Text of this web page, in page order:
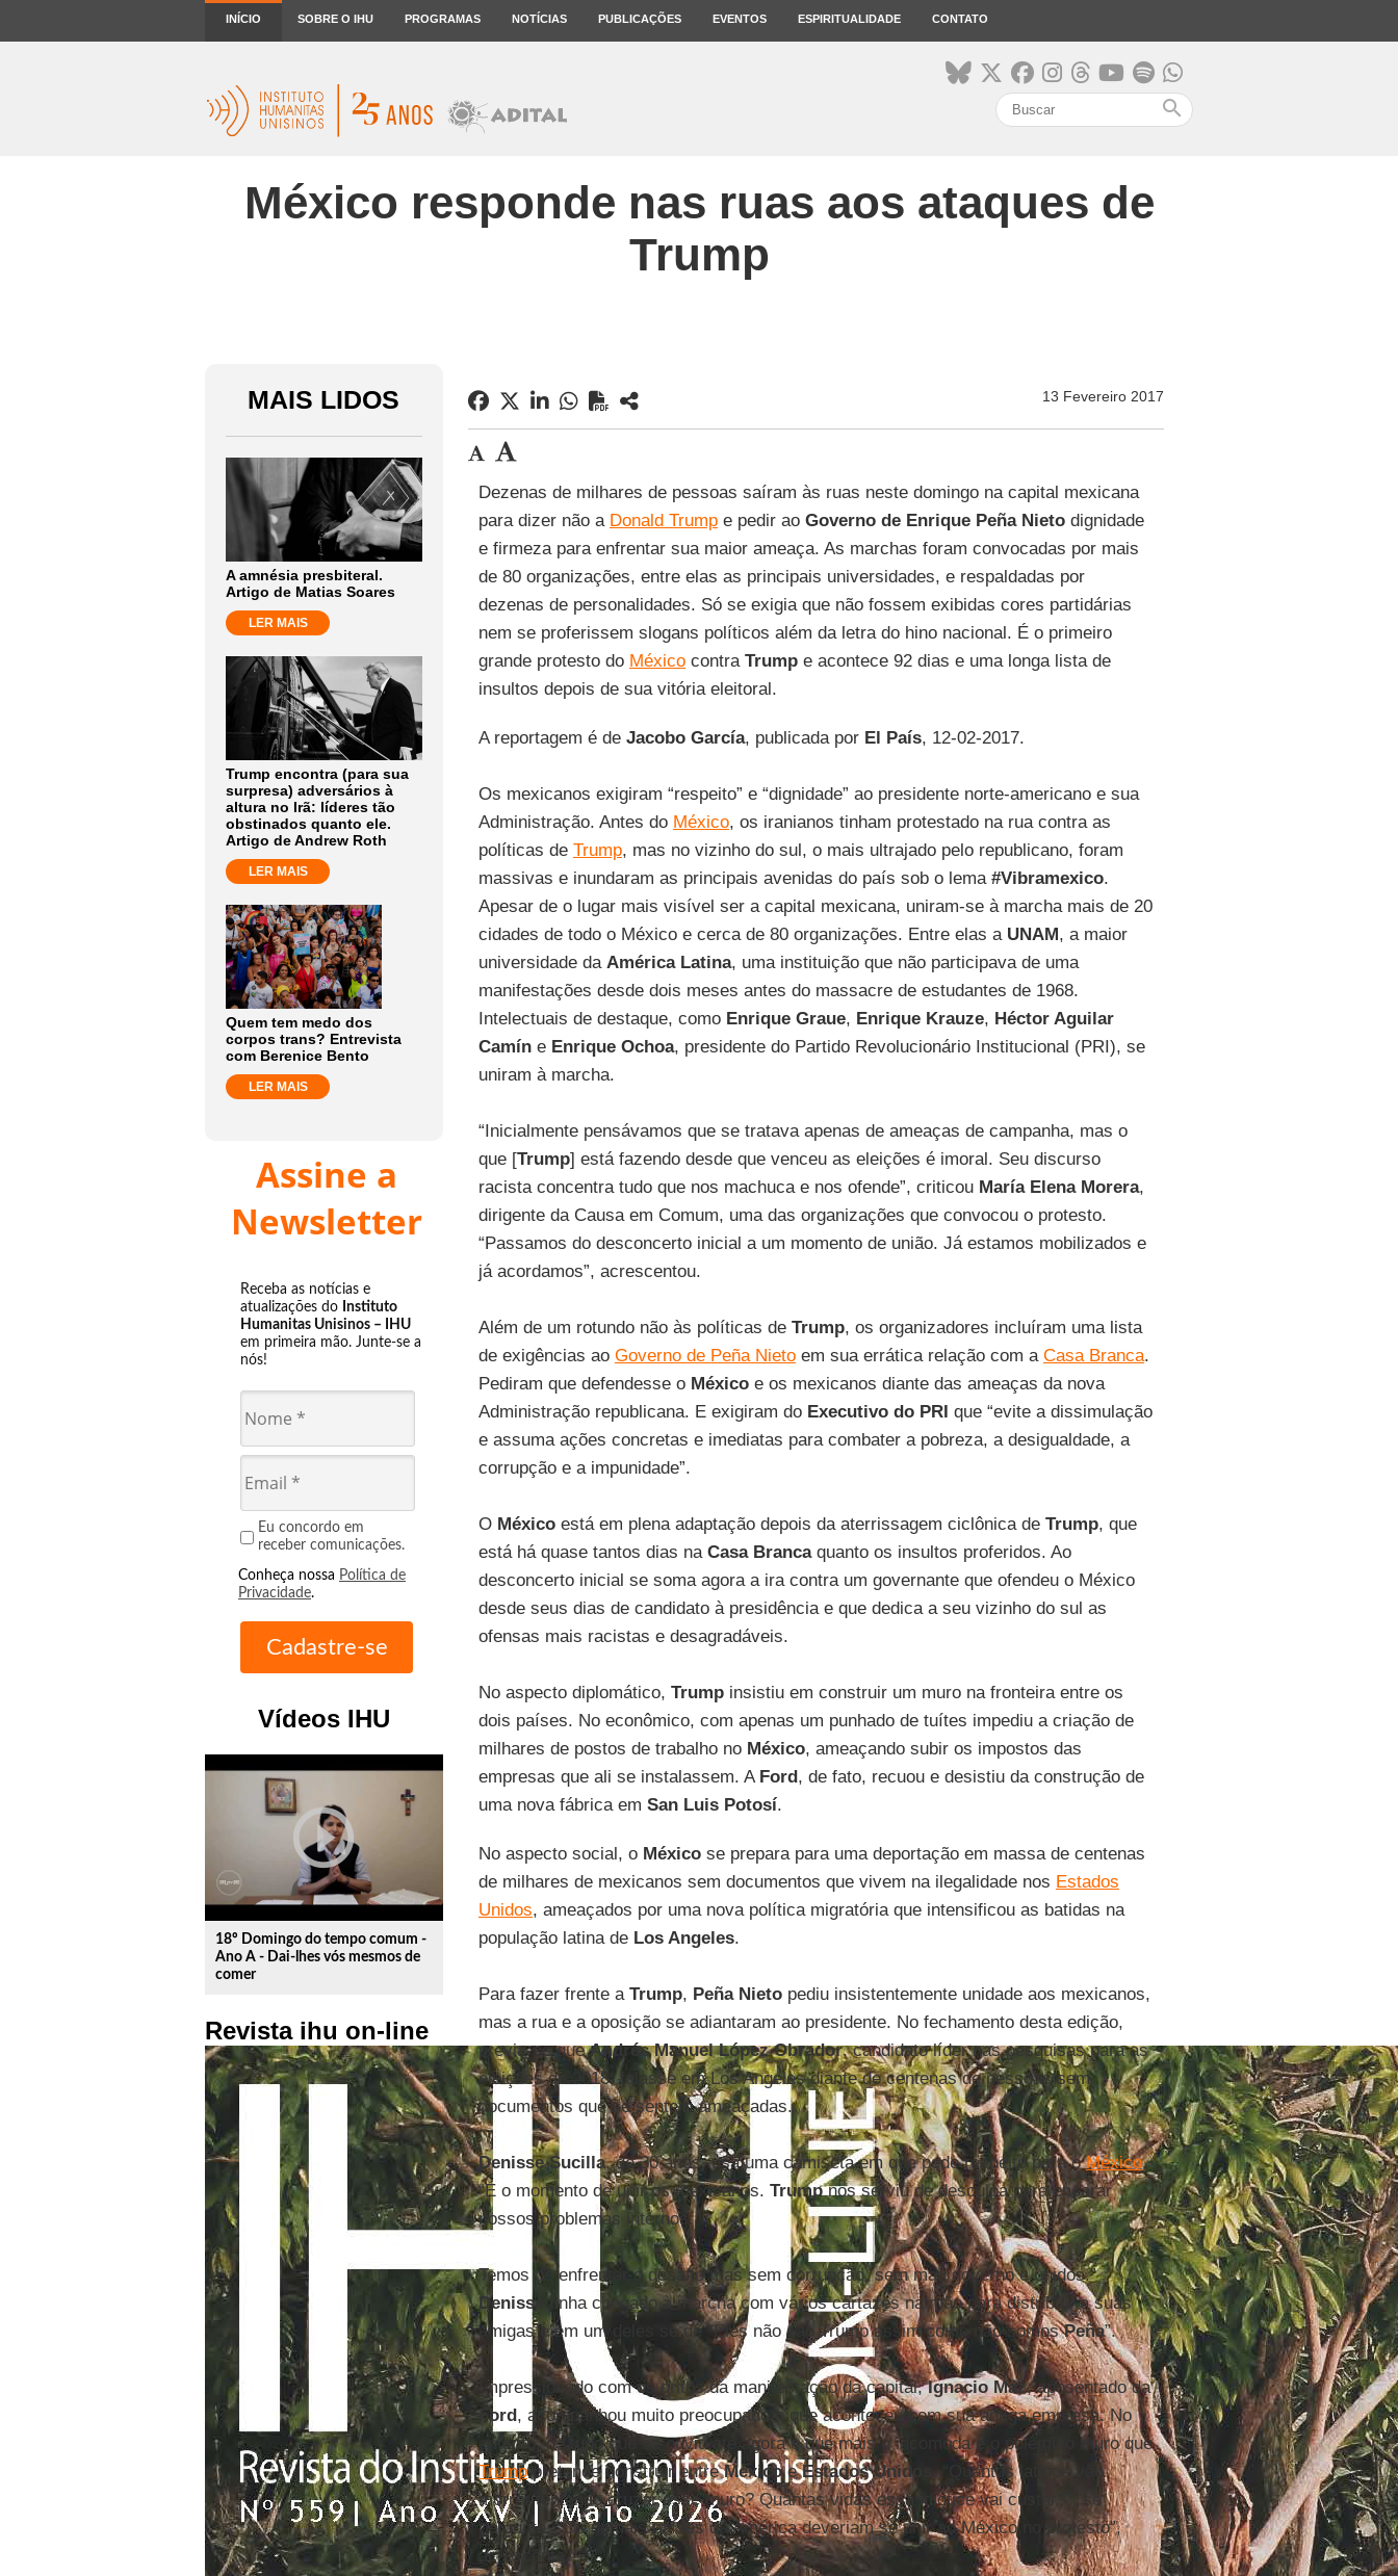
INÍCIO SOBRE O IHU PROGRAMAS NOTÍCIAS PUBLICAÇÕES EVENTOS ESPIRITUALIDADE CONTATO
search
México responde nas ruas aos ataques de
Trump
MAIS LIDOS
A amnésia presbiteral.
Artigo de Matias Soares
LER MAIS
Trump encontra (para sua
surpresa) adversários à
altura no Irã: líderes tão
obstinados quanto ele.
Artigo de Andrew Roth
LER MAIS
Quem tem medo dos
corpos trans? Entrevista
com Berenice Bento
LER MAIS
Assine a
Newsletter
Receba as notícias e
atualizações do Instituto
Humanitas Unisinos – IHU
em primeira mão. Junte-se a
nós!
Eu concordo em
receber comunicações.
Conheça nossa Política de
Privacidade.
Vídeos IHU
play_circle_outline
18º Domingo do tempo comum -
Ano A - Dai-lhes vós mesmos de
comer
Revista ihu on-line
13 Fevereiro 2017
Dezenas de milhares de pessoas saíram às ruas neste domingo na capital mexicana
para dizer não a Donald Trumpe pedir ao Governo de Enrique Peña Nietodignidade
e firmeza para enfrentar sua maior ameaça. As marchas foram convocadas por mais
de 80 organizações, entre elas as principais universidades, e respaldadas por
dezenas de personalidades. Só se exigia que não fossem exibidas cores partidárias
nem se proferissem slogans políticos além da letra do hino nacional. É o primeiro
grande protesto do Méxicocontra Trumpe acontece 92 dias e uma longa lista de
insultos depois de sua vitória eleitoral.
A reportagem é de Jacobo García, publicada por El País, 12-02-2017.
Os mexicanos exigiram “respeito” e “dignidade” ao presidente norte-americano e sua
Administração. Antes do México, os iranianos tinham protestado na rua contra as
políticas de Trump, mas no vizinho do sul, o mais ultrajado pelo republicano, foram
massivas e inundaram as principais avenidas do país sob o lema #Vibramexico.
Apesar de o lugar mais visível ser a capital mexicana, uniram-se à marcha mais de 20
cidades de todo o México e cerca de 80 organizações. Entre elas a UNAM, a maior
universidade da América Latina, uma instituição que não participava de uma
manifestações desde dois meses antes do massacre de estudantes de 1968.
Intelectuais de destaque, como Enrique Graue, Enrique Krauze, Héctor Aguilar
Camíne Enrique Ochoa, presidente do Partido Revolucionário Institucional (PRI), se
uniram à marcha.
“Inicialmente pensávamos que se tratava apenas de ameaças de campanha, mas o
que [Trump] está fazendo desde que venceu as eleições é imoral. Seu discurso
racista concentra tudo que nos machuca e nos ofende”, criticou María Elena Morera,
dirigente da Causa em Comum, uma das organizações que convocou o protesto.
“Passamos do desconcerto inicial a um momento de união. Já estamos mobilizados e
já acordamos”, acrescentou.
Além de um rotundo não às políticas de Trump, os organizadores incluíram uma lista
de exigências ao Governo de Peña Nietoem sua errática relação com a Casa Branca.
Pediram que defendesse o Méxicoe os mexicanos diante das ameaças da nova
Administração republicana. E exigiram do Executivo do PRI que “evite a dissimulação
e assuma ações concretas e imediatas para combater a pobreza, a desigualdade, a
corrupção e a impunidade”.
O Méxicoestá em plena adaptação depois da aterrissagem ciclônica de Trump, que
está há quase tantos dias na Casa Brancaquanto os insultos proferidos. Ao
desconcerto inicial se soma agora a ira contra um governante que ofendeu o México
desde seus dias de candidato à presidência e que dedica a seu vizinho do sul as
ofensas mais racistas e desagradáveis.
No aspecto diplomático, Trumpinsistiu em construir um muro na fronteira entre os
dois países. No econômico, com apenas um punhado de tuítes impediu a criação de
milhares de postos de trabalho no México, ameaçando subir os impostos das
empresas que ali se instalassem. A Ford, de fato, recuou e desistiu da construção de
uma nova fábrica em San Luis Potosí.
No aspecto social, o Méxicose prepara para uma deportação em massa de centenas
de milhares de mexicanos sem documentos que vivem na ilegalidade nos Estados
Unidos, ameaçados por uma nova política migratória que intensificou as batidas na
população latina de Los Angeles.
Para fazer frente a Trump, Peña Nietopediu insistentemente unidade aos mexicanos,
mas a rua e a oposição se adiantaram ao presidente. No fechamento desta edição,
previa-se queAndrés Manuel López Obrador, candidato líder nas pesquisas para as
eleições de 2018, falasse em Los Angeles diante de centenas de pessoas sem
documentos que se sentem ameaçadas.
Denisse Sucilla, de 30 anos, usa uma camiseta em que pede respeito para oMéxico.
“É o momento de unir os mexicanos. Trumpnos serviu de desculpa para encarar
nossos problemas internos.
Temos de enfrentar o desafio mas sem corrupção, sem mau governo e unidos.”
Denisse tinha chegado à marcha com vários cartazes na mão para distribuir a suas
amigas e em um deles se dê “Eles não são Trump assim como não somosPeña”.
Impressionado com os gritos da manifestação da capital,Ignacio Maz, aposentado da
Ford, acompanhou muito preocupado o que aconteceu com sua antiga empresa. No
entanto, de tudo que se ouviu até agora o que mais o incomoda é o polêmico muro que
Trumppretende construir entreMéxicoeEstados Unidos . “Quantos latinos vão
morrer tentando cruzar esse muro? Quantas vidas essa idiotice vai custar?”, se
pergunta. “Os demais países da América deveriam se unir ao México no protesto”,
acrescenta.